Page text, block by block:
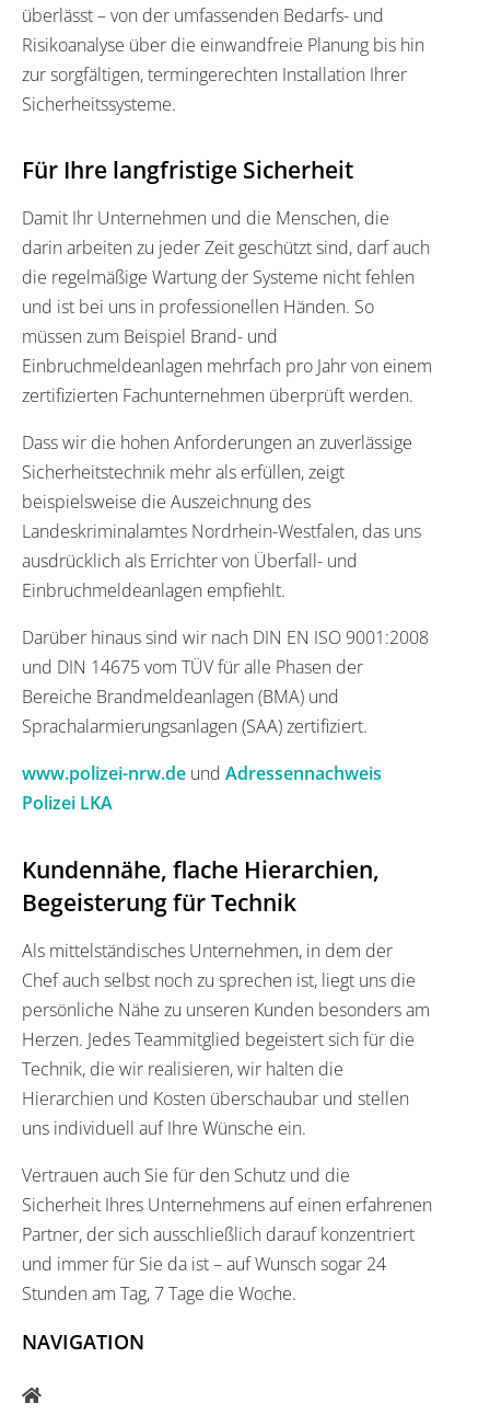
überlässt – von der umfassenden Bedarfs- und
Risikoanalyse über die einwandfreie Planung bis hin
zur sorgfältigen, termingerechten Installation Ihrer
Sicherheitssysteme.
Für Ihre langfristige Sicherheit
Damit Ihr Unternehmen und die Menschen, die
darin arbeiten zu jeder Zeit geschützt sind, darf auch
die regelmäßige Wartung der Systeme nicht fehlen
und ist bei uns in professionellen Händen. So
müssen zum Beispiel Brand- und
Einbruchmeldeanlagen mehrfach pro Jahr von einem
zertifizierten Fachunternehmen überprüft werden.
Dass wir die hohen Anforderungen an zuverlässige
Sicherheitstechnik mehr als erfüllen, zeigt
beispielsweise die Auszeichnung des
Landeskriminalamtes Nordrhein-Westfalen, das uns
ausdrücklich als Errichter von Überfall- und
Einbruchmeldeanlagen empfiehlt.
Darüber hinaus sind wir nach DIN EN ISO 9001:2008
und DIN 14675 vom TÜV für alle Phasen der
Bereiche Brandmeldeanlagen (BMA) und
Sprachalarmierungsanlagen (SAA) zertifiziert.
www.polizei-nrw.de und Adressennachweis
Polizei LKA
Kundennähe, flache Hierarchien,
Begeisterung für Technik
Als mittelständisches Unternehmen, in dem der
Chef auch selbst noch zu sprechen ist, liegt uns die
persönliche Nähe zu unseren Kunden besonders am
Herzen. Jedes Teammitglied begeistert sich für die
Technik, die wir realisieren, wir halten die
Hierarchien und Kosten überschaubar und stellen
uns individuell auf Ihre Wünsche ein.
Vertrauen auch Sie für den Schutz und die
Sicherheit Ihres Unternehmens auf einen erfahrenen
Partner, der sich ausschließlich darauf konzentriert
und immer für Sie da ist – auf Wunsch sogar 24
Stunden am Tag, 7 Tage die Woche.
NAVIGATION